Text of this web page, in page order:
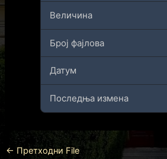
Величина
Број фајлова
Датум
Последња измена
← Претходни File